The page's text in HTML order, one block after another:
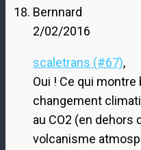
Bernnard
2/02/2016
scaletrans (#67),
Oui ! Ce qui montre
changement
au CO2 (en dehors
volcanisme